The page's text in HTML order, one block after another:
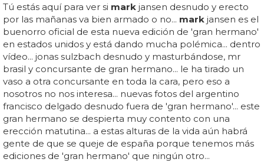
Tú estás aquí para ver si mark jansen desnudo y erecto
por las mañanas va bien armado o no... mark jansen es el
buenorro oficial de esta nueva edición de 'gran hermano'
en estados unidos y está dando mucha polémica... dentro
vídeo... jonas sulzbach desnudo y masturbándose, mr
brasil y concursante de gran hermano... le ha tirado un
vaso a otra concursante en toda la cara, pero eso a
nosotros no nos interesa... nuevas fotos del argentino
francisco delgado desnudo fuera de 'gran hermano'... este
gran hermano se despierta muy contento con una
erección matutina... a estas alturas de la vida aún habrá
gente de que se queje de españa porque tenemos más
ediciones de 'gran hermano' que ningún otro...